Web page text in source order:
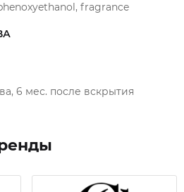
fragrance
6 мес. после вскрытия